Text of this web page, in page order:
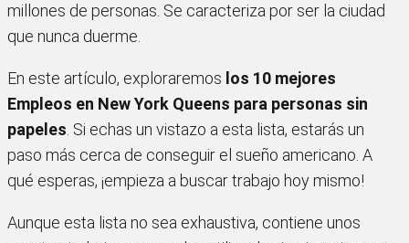
millones de personas. Se caracteriza por ser la ciudad
que nunca duerme.
En este artículo, exploraremos los 10 mejores
Empleos en New York Queens para personas sin
papeles . Si echas un vistazo a esta lista, estarás un
paso más cerca de conseguir el sueño americano. A
qué esperas, ¡empieza a buscar trabajo hoy mismo!
Aunque esta lista no sea exhaustiva, contiene unos